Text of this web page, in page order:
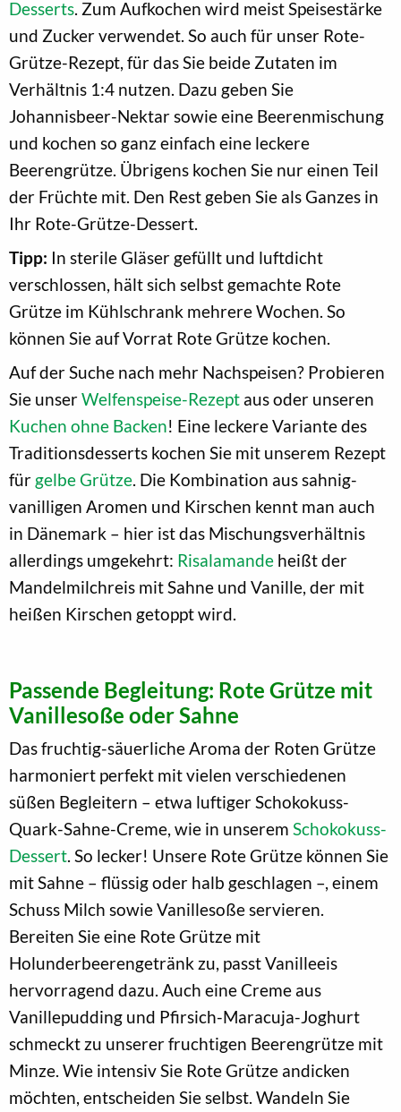
Desserts. Zum Aufkochen wird meist Speisestärke
und Zucker verwendet. So auch für unser Rote-
Grütze-Rezept, für das Sie beide Zutaten im
Verhältnis 1:4 nutzen. Dazu geben Sie
Johannisbeer-Nektar sowie eine Beerenmischung
und kochen so ganz einfach eine leckere
Beerengrütze. Übrigens kochen Sie nur einen Teil
der Früchte mit. Den Rest geben Sie als Ganzes in
Ihr Rote-Grütze-Dessert.
Tipp: In sterile Gläser gefüllt und luftdicht
verschlossen, hält sich selbst gemachte Rote
Grütze im Kühlschrank mehrere Wochen. So
können Sie auf Vorrat Rote Grütze kochen.
Auf der Suche nach mehr Nachspeisen? Probieren
Sie unserWelfenspeise-Rezept aus oder unseren
Kuchen ohne Backen! Eine leckere Variante des
Traditionsdesserts kochen Sie mit unserem Rezept
für gelbe Grütze. Die Kombination aus sahnig-
vanilligen Aromen und Kirschen kennt man auch
in Dänemark – hier ist das Mischungsverhältnis
allerdings umgekehrt: Risalamande heißt der
Mandelmilchreis mit Sahne und Vanille, der mit
heißen Kirschen getoppt wird.
Passende Begleitung: Rote Grütze mit
Vanillesoße oder Sahne
Das fruchtig-säuerliche Aroma der Roten Grütze
harmoniert perfekt mit vielen verschiedenen
süßen Begleitern – etwa luftiger Schokokuss-
Quark-Sahne-Creme, wie in unserem Schokokuss-
Dessert. So lecker! Unsere Rote Grütze können Sie
mit Sahne – flüssig oder halb geschlagen –, einem
Schuss Milch sowie Vanillesoße servieren.
Bereiten Sie eine Rote Grütze mit
Holunderbeerengetränk zu, passt Vanilleeis
hervorragend dazu. Auch eine Creme aus
Vanillepudding und Pfirsich-Maracuja-Joghurt
schmeckt zu unserer fruchtigen Beerengrütze mit
Minze. Wie intensiv Sie Rote Grütze andicken
möchten, entscheiden Sie selbst. Wandeln Sie